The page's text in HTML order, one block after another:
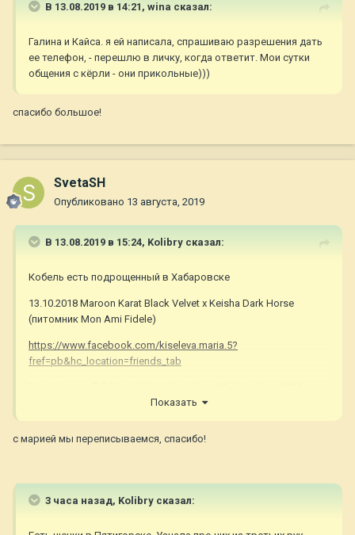
В 13.08.2019 в 14:21, wina сказал:
Галина и Кайса. я ей написала, спрашиваю разрешения дать
ее телефон, - перешлю в личку, когда ответит. Мои сутки
общения с кёрли - они прикольные)))
спасибо большое!
SvetaSH
Опубликовано 13 августа, 2019
В 13.08.2019 в 15:24, Kolibry сказал:
Кобель есть подрощенный в Хабаровске
13.10.2018 Maroon Karat Black Velvet х Keisha Dark Horse
(питомник Mon Ami Fidele)
https://www.facebook.com/kiseleva.maria.5?
fref=pb&hc_location=friends_tab
goda-rodilis-shchenki-kurchavosherstnogo-retrivera
Показать
с марией мы переписываемся, спасибо!
3 часа назад, Kolibry сказал: